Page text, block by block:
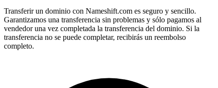
Transferir un dominio con Nameshift.com es seguro y sencillo.
Garantizamos una transferencia sin problemas y sólo pagamos al
vendedor una vez completada la transferencia del dominio. Si la
transferencia no se puede completar, recibirás un reembolso
completo.